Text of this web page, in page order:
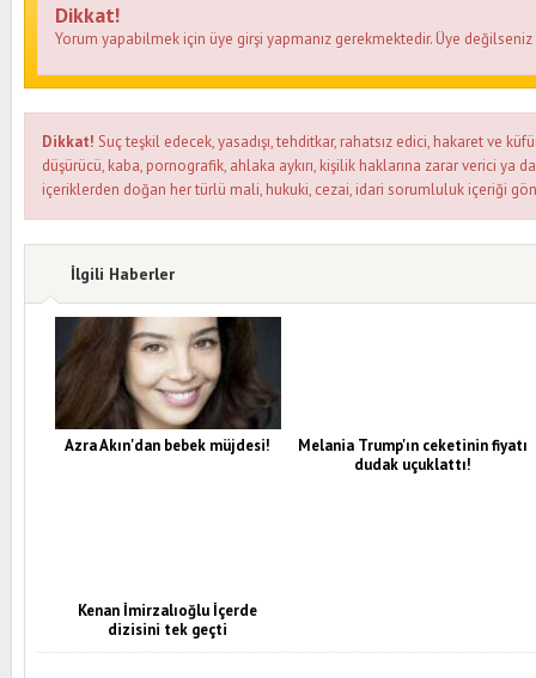
Dikkat!
Yorum yapabilmek için üye girşi yapmanız gerekmektedir. Üye
Dikkat! Suç teşkil edecek, yasadışı, tehditkar, rahatsız edici, hakaret ve
düşürücü, kaba, pornografik, ahlaka aykırı, kişilik haklarına zarar verici ya
içeriklerden doğan her türlü mali, hukuki, cezai, idari sorumluluk içeriği
İlgili Haberler
Azra Akın'dan bebek müjdesi!
Melania Trump'ın ceketinin fiyatı
dudak uçuklattı!
Kenan İmirzalıoğlu İçerde
dizisini tek geçti